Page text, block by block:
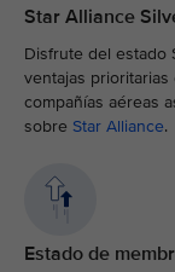
Star Alliance
Disfrute del estado
ventajas
compañías aéreas
sobre Star Alliance.
Estado de